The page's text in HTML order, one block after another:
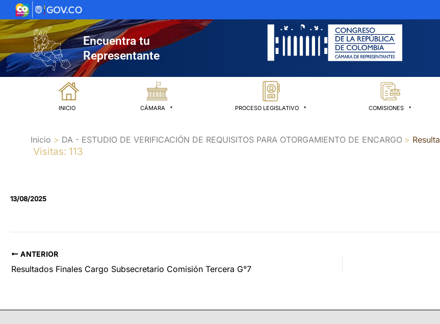
al
contenido
Encuentra tu
Representante
INICIO CÁMARA PROCESO LEGISLATIVO COMISIONES
Inicio DA - ESTUDIO DE VERIFICACIÓN DE REQUISITOS PARA OTORGAMIENTO DE ENCARGO
Visitas: 113
13/08/2025
ANTERIOR
Resultados Finales Cargo Subsecretario Comisión Tercera G°7